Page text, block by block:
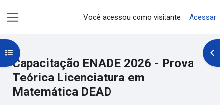
Você acessou como visitante Acessar
Capacitação ENADE 2026 - Prova
Teórica Licenciatura em
Matemática DEAD
Abrir índice do curso